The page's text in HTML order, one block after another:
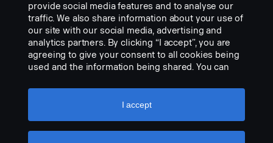
REINIGINGSAPPARATUUR
Uitschuifbare rubberen trekker met
spons
provide social media features and to analyse our
traffic. We also share information about your use of
our site with our social media, advertising and
analytics partners. By clicking “I accept”, you are
agreeing to give your consent to all cookies being
used and the information being shared. You can
settings” and selecting the categories you’d like to
accept. For a more detailed explanation of how we
I accept